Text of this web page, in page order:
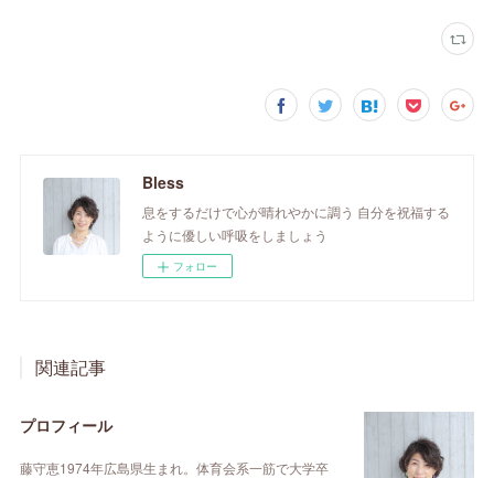
Bless
息をするだけで心が晴れやかに調う 自分を祝福する
ように優しい呼吸をしましょう
フォロー
関連記事
プロフィール
藤守恵1974年広島県生まれ。体育会系一筋で大学卒